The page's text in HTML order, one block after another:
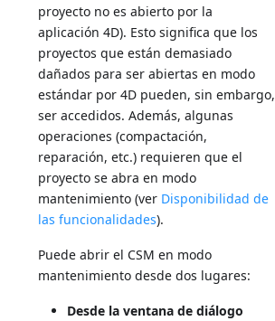
proyecto no es abierto por la
aplicación 4D). Esto significa que los
proyectos que están demasiado
dañados para ser abiertas en modo
estándar por 4D pueden, sin embargo,
ser accedidos. Además, algunas
operaciones (compactación,
reparación, etc.) requieren que el
proyecto se abra en modo
mantenimiento (ver Disponibilidad de
las funcionalidades).
Puede abrir el CSM en modo
mantenimiento desde dos lugares:
Desde la ventana de diálogo